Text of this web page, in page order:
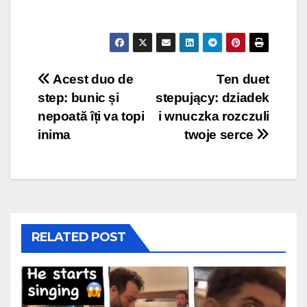
Post
navigation
Ten duet
stepujący: dziadek
i wnuczka rozczuli
twoje serce
Acest duo de
step: bunic și
nepoată îți va topi
inima
RELATED POST